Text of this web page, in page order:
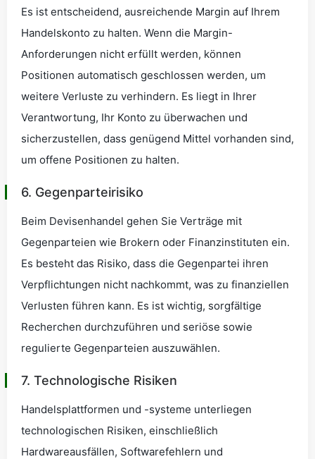
Es ist entscheidend, ausreichende Margin auf Ihrem
Handelskonto zu halten. Wenn die Margin-
Anforderungen nicht erfüllt werden, können
Positionen automatisch geschlossen werden, um
weitere Verluste zu verhindern. Es liegt in Ihrer
Verantwortung, Ihr Konto zu überwachen und
sicherzustellen, dass genügend Mittel vorhanden sind,
um offene Positionen zu halten.
6. Gegenparteirisiko
Beim Devisenhandel gehen Sie Verträge mit
Gegenparteien wie Brokern oder Finanzinstituten ein.
Es besteht das Risiko, dass die Gegenpartei ihren
Verpflichtungen nicht nachkommt, was zu finanziellen
Verlusten führen kann. Es ist wichtig, sorgfältige
Recherchen durchzuführen und seriöse sowie
regulierte Gegenparteien auszuwählen.
7. Technologische Risiken
Handelsplattformen und -systeme unterliegen
technologischen Risiken, einschließlich
Hardwareausfällen, Softwarefehlern und